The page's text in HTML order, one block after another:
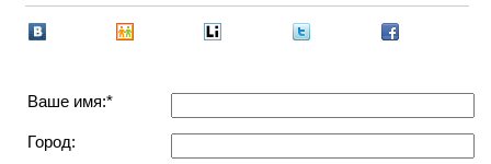
Ваше имя:*
Город: